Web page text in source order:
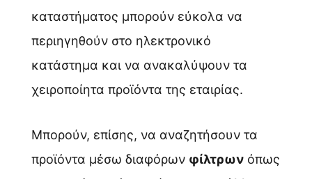
καταστήματος μπορούν εύκολα να
περιηγηθούν στο ηλεκτρονικό
κατάστημα και να ανακαλύψουν τα
χειροποίητα προϊόντα της εταιρίας.
Μπορούν, επίσης, να αναζητήσουν τα
προϊόντα μέσω διαφόρων φίλτρωνόπως